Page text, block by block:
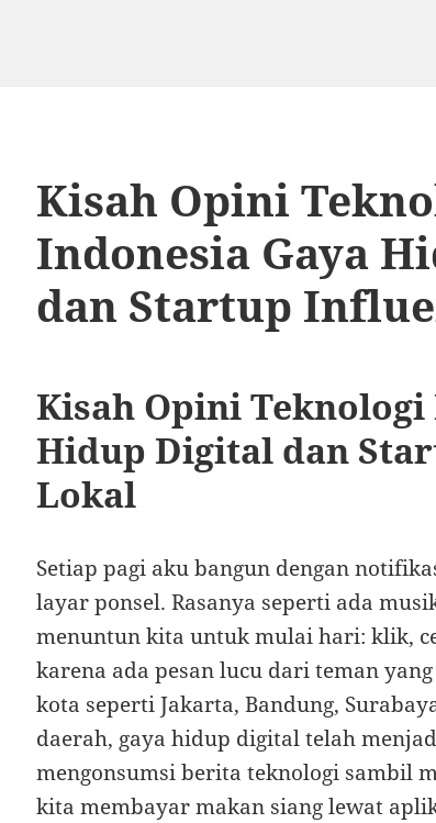
Kisah Opini
Indonesia Gaya
dan Startup
Kisah Opini Teknologi
Hidup Digital dan
Lokal
Setiap pagi aku bangun dengan
layar ponsel. Rasanya seperti ada
menuntun kita untuk mulai hari: klik,
karena ada pesan lucu dari teman
kota seperti Jakarta, Bandung,
daerah, gaya hidup digital telah
mengonsumsi berita teknologi sambil
kita membayar makan siang lewat